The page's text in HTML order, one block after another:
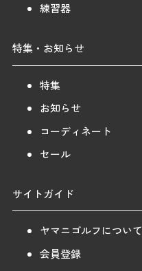
練習器
特集・お知らせ
特集
お知らせ
コーディネート
セール
サイトガイド
ヤマニゴルフについて
会員登録